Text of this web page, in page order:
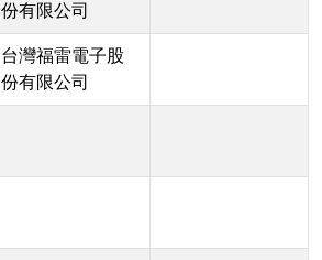
份有限公司
台灣福雷電子股
份有限公司